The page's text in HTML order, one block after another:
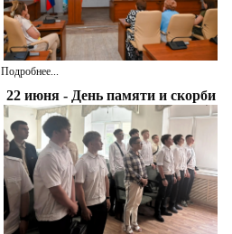
Подробнее...
22 июня - День памяти и скорби